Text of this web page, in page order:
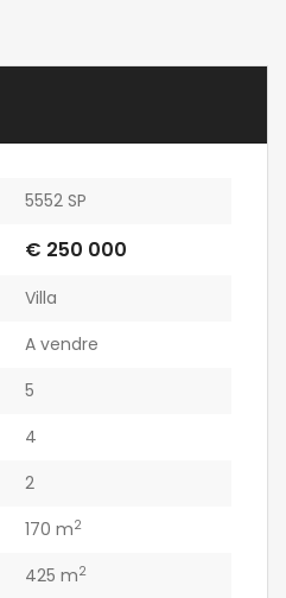
5552 SP
€ 250 000
Villa
A vendre
5
4
2
170 m2
425 m2